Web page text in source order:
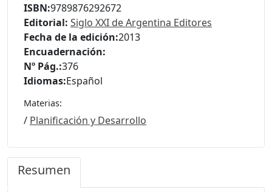
ISBN:9789876292672
Editorial: Siglo XXI de Argentina Editores
Fecha de la edición:2013
Encuadernación:
Nº Pág.:376
Idiomas:Español
Materias:
/ Planificación y Desarrollo
Resumen